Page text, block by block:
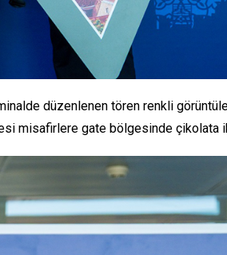
düzenlenen tören renkli
misafirlere gate bölgesinde çikolata